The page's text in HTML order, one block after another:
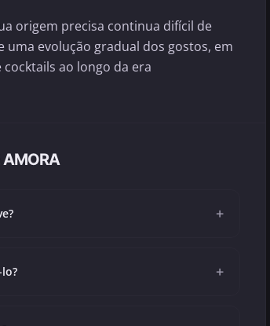
origem precisa continua difícil de
evolução gradual dos gostos, em
ao longo da era
AMORA
+
+